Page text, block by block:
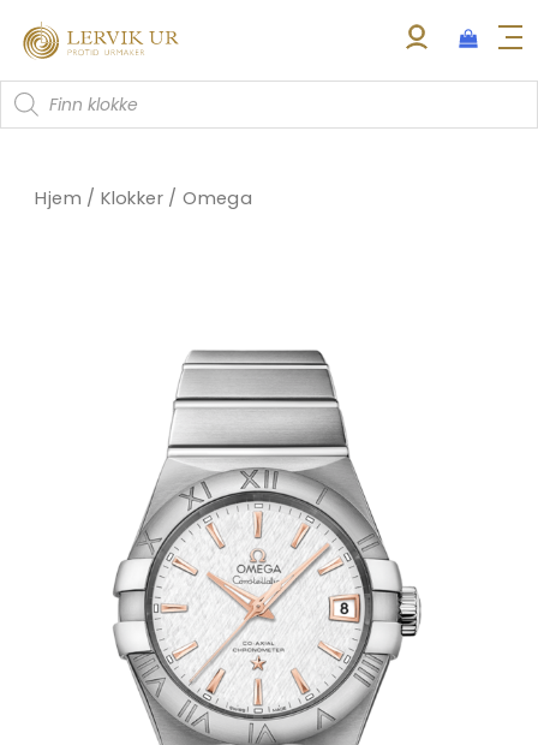
rett
innholdet
Products
search
Hjem /Klokker /Omega